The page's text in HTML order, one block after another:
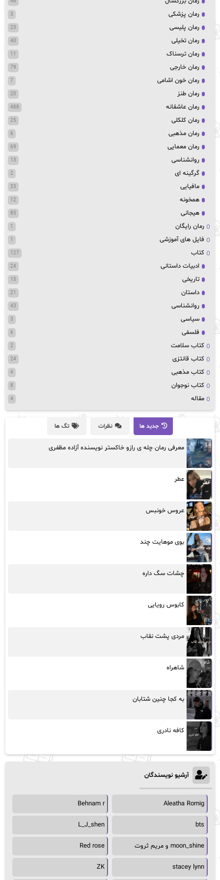
رمان پزشکی 3
رمان پلیسی 23
رمان تخیلی 40
رمان ترسناک 11
رمان خارجی 79
رمان خون اشامی 7
رمان طنز 20
رمان عاشقانه 488
رمان کلکلی 25
رمان مذهبی 6
رمان معمایی 69
روانشناسی 13
گرگینه ای 2
مافیایی 33
همخونه 12
هیجانی 85
رمان رایگان 1
فایل های آموزشی 1
کتاب 127
ادبیات داستانی 24
تاریخی 15
داستان 21
روانشناسی 43
سیاسی 3
فلسفی 6
کتاب سلامت 2
کتاب قانتزی 24
کتاب مذهبی 4
کتاب نوجوان 8
مقاله 4
جدید ها نظرات تگ ها
معرفی رمان چله ی رازو خاکستر نویسنده آزاده مظفری
عطر
عروس خونبس
بوی موهایت چند
چشات سگ داره
کابوس رویایی
مردی پشت نقاب
شاهراه
به کجا چنین شتابان
کافه نادری
آرشیو نویسندگان
Aleatha Romig
Behnam r
bts
L_J_shen
moon_shine و مریم ثروت Red rose
stacey lynn
ZK